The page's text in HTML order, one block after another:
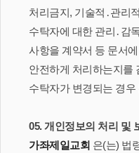
처리금지, 기술적․관리
수탁자에 대한 관리․감
사항을 계약서 등 문서
안전하게 처리하는지를
수탁자가 변경되는 경
05. 개인정보의 처리 및
가좌제일교회 은(는) 법